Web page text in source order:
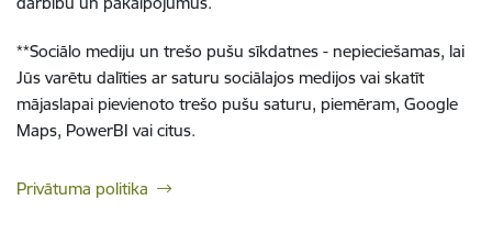
**Sociālo mediju un trešo pušu sīkdatnes - nepieciešamas, lai
Jūs varētu dalīties ar saturu sociālajos medijos vai skatīt
mājaslapai pievienoto trešo pušu saturu, piemēram, Google
Maps, PowerBI vai citus.
Privātuma politika